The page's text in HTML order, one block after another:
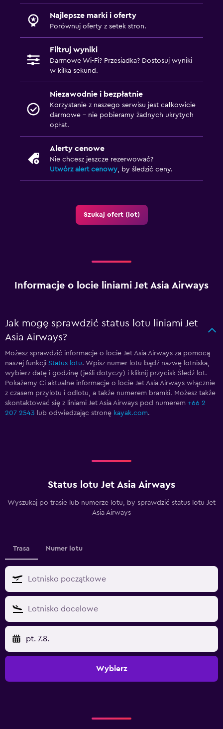
Najlepsze marki i oferty
Porównuj oferty z setek stron.
Filtruj wyniki
Darmowe Wi-Fi? Przesiadka? Dostosuj wyniki
w kilka sekund.
Niezawodnie i bezpłatnie
Korzystanie z naszego serwisu jest całkowicie
darmowe – nie pobieramy żadnych ukrytych
opłat.
Alerty cenowe
Nie chcesz jeszcze rezerwować?
Utwórz alert cenowy , by śledzić ceny.
Szukaj ofert (lot)
Informacje o locie liniami Jet Asia Airways
Jak mogę sprawdzić status lotu liniami Jet
Asia Airways?
Możesz sprawdzić informacje o locie Jet Asia Airways za pomocą
naszej funkcji Status lotu. Wpisz numer lotu bądź nazwę lotniska,
wybierz datę i godzinę (jeśli dotyczy) i kliknij przycisk Śledź lot.
Pokażemy Ci aktualne informacje o locie Jet Asia Airways włącznie
z czasem przylotu i odlotu, a także numerem bramki. Możesz także
skontaktować się z liniami Jet Asia Airways pod numerem +66 2
207 2543 lub odwiedzając stronę kayak.com.
Status lotu Jet Asia Airways
Wyszukaj po trasie lub numerze lotu, by sprawdzić status lotu Jet
Asia Airways
Trasa Numer lotu
pt. 7.8.
Wybierz